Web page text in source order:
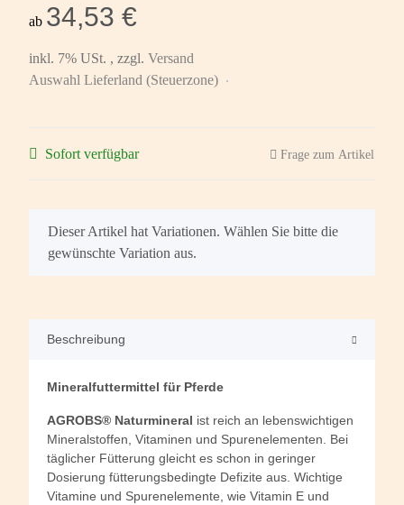
ab 34,53 €
inkl. 7% USt. , zzgl. Versand
Auswahl Lieferland (Steuerzone)
Sofort verfügbar Frage zum Artikel
x
Dieser Artikel hat Variationen. Wählen Sie bitte die
gewünschte Variation aus.
Beschreibung
Mineralfuttermittel für Pferde
AGROBS® Naturmineral ist reich an lebenswichtigen
Mineralstoffen, Vitaminen und Spurenelementen. Bei
täglicher Fütterung gleicht es schon in geringer
Dosierung fütterungsbedingte Defizite aus. Wichtige
Vitamine und Spurenelemente, wie Vitamin E und